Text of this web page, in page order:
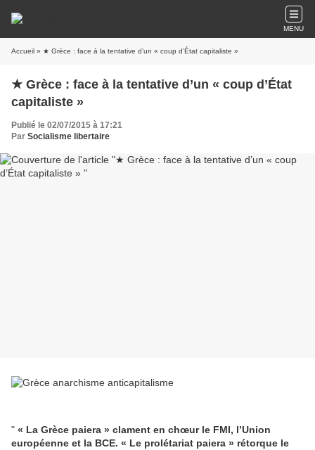
MENU
Accueil » ★ Grèce : face à la tentative d’un « coup d’État capitaliste »
★ Grèce : face à la tentative d’un « coup d’État
capitaliste »
Publié le 02/07/2015 à 17:21
Par Socialisme libertaire
" « La Grèce paiera » clament en chœur le FMI, l’Union
européenne et la BCE. « Le prolétariat paiera » rétorque le